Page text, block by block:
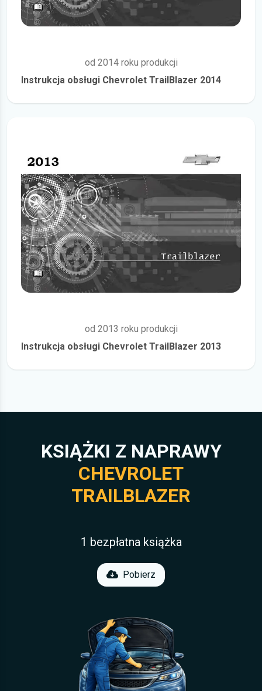
od 2014 roku produkcji
Instrukcja obsługi Chevrolet TrailBlazer 2014
od 2013 roku produkcji
Instrukcja obsługi Chevrolet TrailBlazer 2013
KSIĄŻKI Z NAPRAWY
CHEVROLET
TRAILBLAZER
1 bezpłatna książka
Pobierz